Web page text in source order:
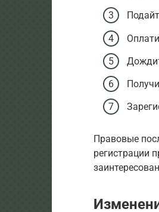
Правовые
регистрации